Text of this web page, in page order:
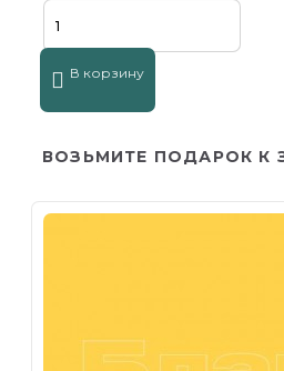
В корзину
ВОЗЬМИТЕ ПОДАРОК К